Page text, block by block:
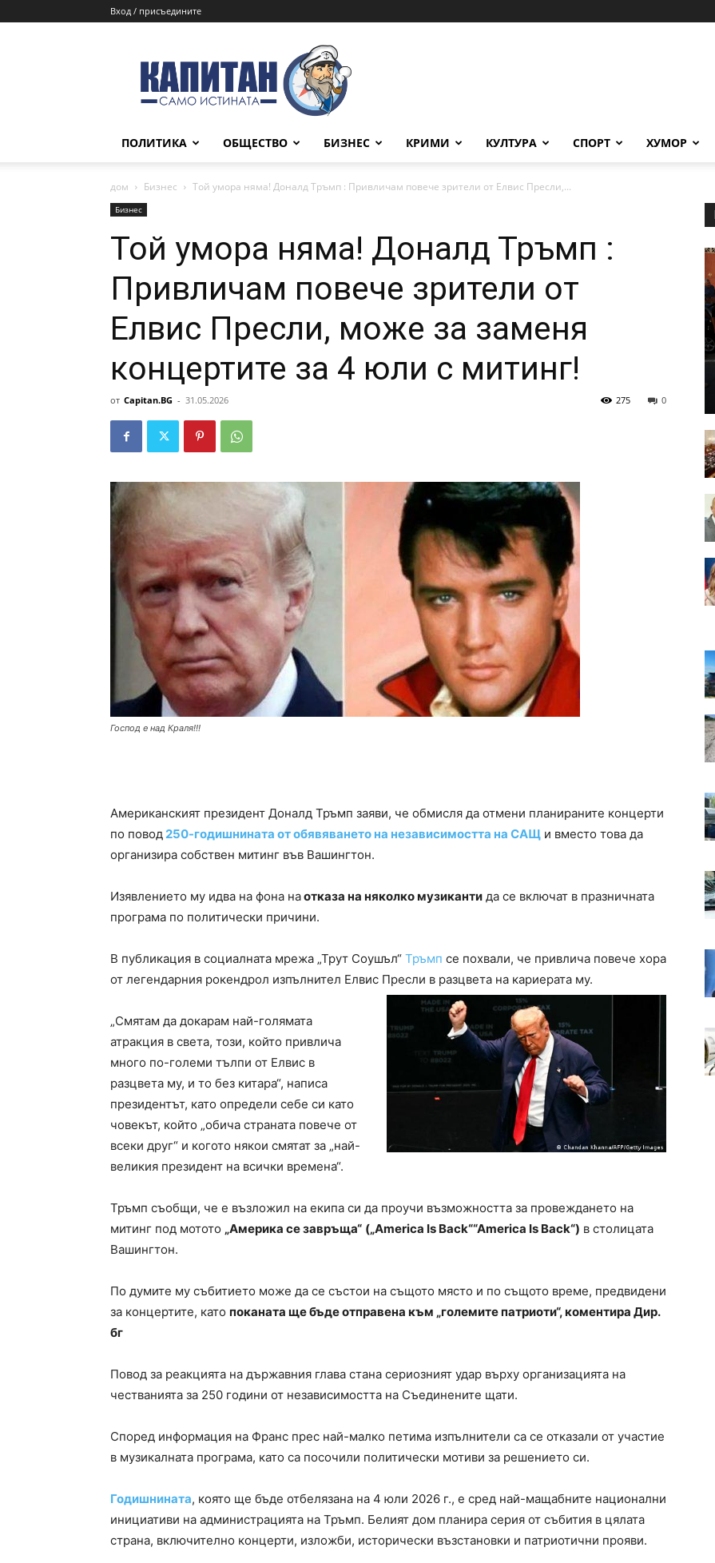
Вход / присъедините
ПОЛИТИКА ОБЩЕСТВО БИЗНЕС КРИМИ КУЛТУРА СПОРТ ХУМОР
дом Бизнес Той умора няма! Доналд Тръмп : Привличам повече зрители от Елвис Пресли,...
Бизнес
Той умора няма! Доналд Тръмп :
Привличам повече зрители от
Елвис Пресли, може за заменя
концертите за 4 юли с митинг!
от Capitan.BG - 31.05.2026 0
275
Господ е над Краля!!!
Американският президент Доналд Тръмп заяви, че обмисля да отмени планираните концерти
по повод 250-годишнината от обявяването на независимостта на САЩ и вместо това да
организира собствен митинг във Вашингтон.
Изявлението му идва на фона наотказа на няколко музиканти да се включат в празничната
програма по политически причини.
В публикация в социалната мрежа „Трут Соушъл“ Тръмп се похвали, че привлича повече хора
от легендарния рокендрол изпълнител Елвис Пресли в разцвета на кариерата му.
„Смятам да докарам най-голямата
атракция в света, този, който привлича
много по-големи тълпи от Елвис в
разцвета му, и то без китара“, написа
президентът, като определи себе си като
човекът, който „обича страната повече от
всеки друг“ и когото някои смятат за „най-
великия президент на всички времена“.
Тръмп съобщи, че е възложил на екипа си да проучи възможността за провеждането на
митинг под мотото „Америка се завръща“ („America Is Back““America Is Back“) в столицата
Вашингтон.
По думите му събитието може да се състои на същото място и по същото време, предвидени
за концертите, като поканата ще бъде отправена към „големите патриоти“, коментира Дир.
бг
Повод за реакцията на държавния глава стана сериозният удар върху организацията на
честванията за 250 години от независимостта на Съединените щати.
Според информация на Франс прес най-малко петима изпълнители са се отказали от участие
в музикалната програма, като са посочили политически мотиви за решението си.
Годишнината, която ще бъде отбелязана на 4 юли 2026 г., е сред най-мащабните национални
инициативи на администрацията на Тръмп. Белият дом планира серия от събития в цялата
страна, включително концерти, изложби, исторически възстановки и патриотични прояви.